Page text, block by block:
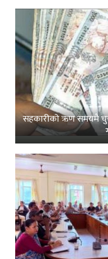
सहकारीको ऋण समयमै